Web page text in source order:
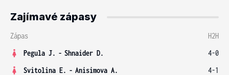
Zajímavé zápasy
Zápas
H2H
Pegula J. - Shnaider D.
4-0
Svitolina E. - Anisimova A.
4-1